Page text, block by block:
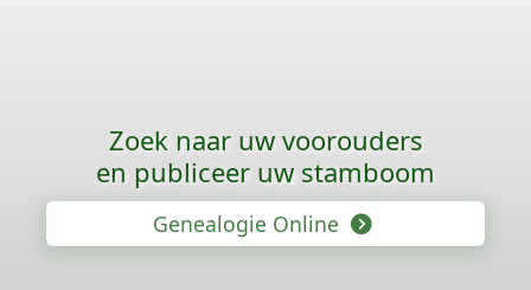
Zoek naar uw voorouders
en publiceer uw stamboom
Genealogie Online